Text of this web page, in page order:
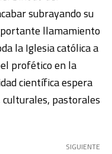
subrayando su
llamamiento
la Iglesia católica a
profético en la
científica espera
culturales, pastorales
SIGUIENTE